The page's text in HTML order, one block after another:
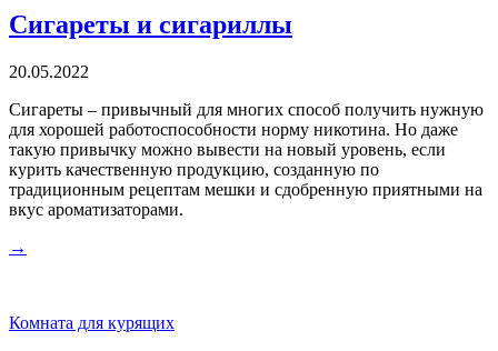
Сигареты и сигариллы
20.05.2022
Сигареты – привычный для многих способ получить нужную
для хорошей работоспособности норму никотина. Но даже
такую привычку можно вывести на новый уровень, если
курить качественную продукцию, созданную по
традиционным рецептам мешки и сдобренную приятными на
вкус ароматизаторами.
→
Комната для курящих